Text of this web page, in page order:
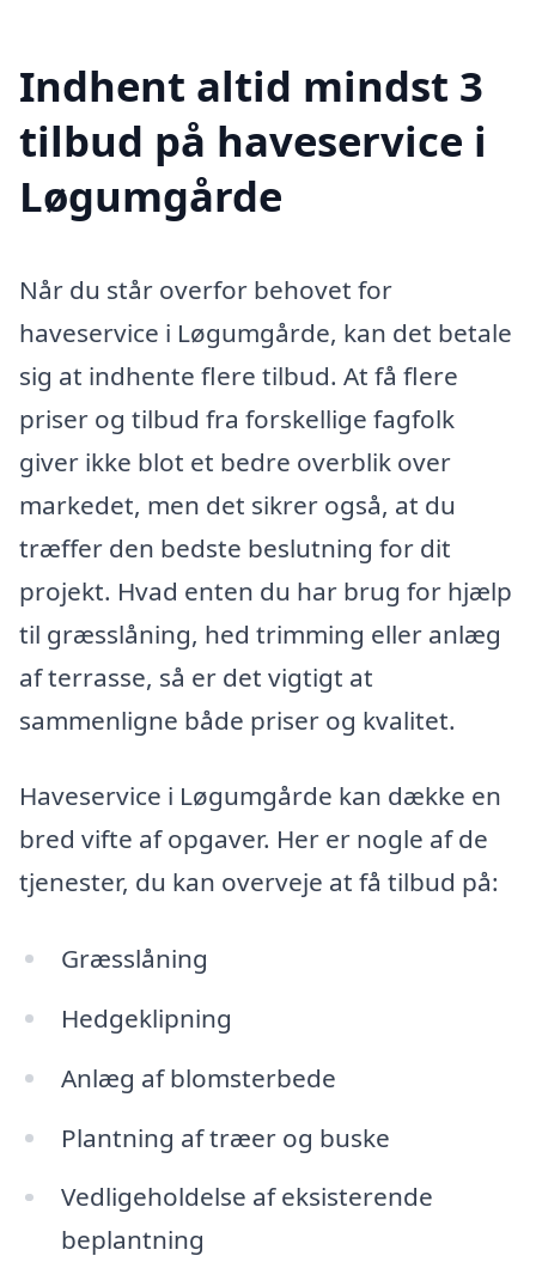
Indhent altid mindst 3
tilbud på haveservice i
Løgumgårde
Når du står overfor behovet for
haveservice i Løgumgårde, kan det betale
sig at indhente flere tilbud. At få flere
priser og tilbud fra forskellige fagfolk
giver ikke blot et bedre overblik over
markedet, men det sikrer også, at du
træffer den bedste beslutning for dit
projekt. Hvad enten du har brug for hjælp
til græsslåning, hed trimming eller anlæg
af terrasse, så er det vigtigt at
sammenligne både priser og kvalitet.
Haveservice i Løgumgårde kan dække en
bred vifte af opgaver. Her er nogle af de
tjenester, du kan overveje at få tilbud på:
Græsslåning
Hedgeklipning
Anlæg af blomsterbede
Plantning af træer og buske
Vedligeholdelse af eksisterende
beplantning